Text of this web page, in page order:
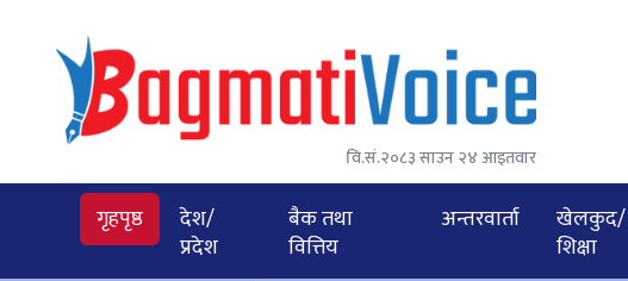
वि.सं.२०८३ साउन २४ आइतवार
गृहपृष्ठ
देश/
प्रदेश
बैक तथा
वित्तिय
अन्तरवार्ता
खेलकुद/
शिक्षा